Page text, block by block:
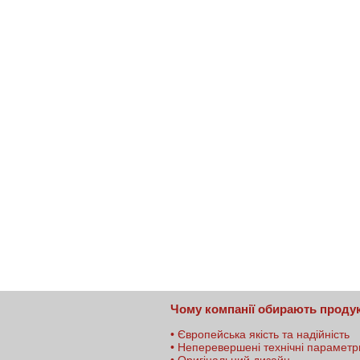
Чому компанії обирають
• Європейська якість та надійність
• Неперевершені технічні